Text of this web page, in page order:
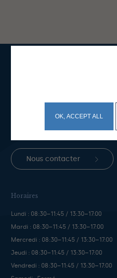
BP 50 29950 Bénodet
Fax : +33 (0)2 98 57 07 3
Nous contacter
Horaires
Lundi : 08:30–11:45 / 13:30–17:00
Mardi : 08:30–11:45 / 13:30–17:00
Mercredi : 08:30–11:45 / 13:30–17:00
Jeudi : 08:30–11:45 / 13:30–17:00
Vendredi : 08:30–11:45 / 13:30–17:00
OK, ACCEPT ALL